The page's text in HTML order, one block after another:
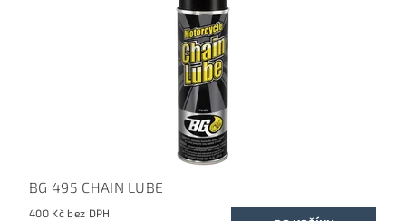
BG 495 CHAIN LUBE
400 Kč bez DPH